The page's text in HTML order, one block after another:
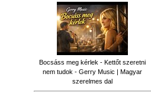
Bocsáss meg kérlek - Kettőt szeretni
nem tudok - Gerry Music | Magyar
szerelmes dal